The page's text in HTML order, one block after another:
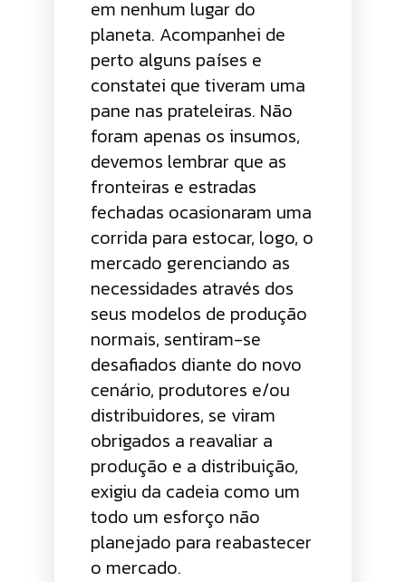
em nenhum lugar do
planeta. Acompanhei de
perto alguns países e
constatei que tiveram uma
pane nas prateleiras. Não
foram apenas os insumos,
devemos lembrar que as
fronteiras e estradas
fechadas ocasionaram uma
corrida para estocar, logo, o
mercado gerenciando as
necessidades através dos
seus modelos de produção
normais, sentiram-se
desafiados diante do novo
cenário, produtores e/ou
distribuidores, se viram
obrigados a reavaliar a
produção e a distribuição,
exigiu da cadeia como um
todo um esforço não
planejado para reabastecer
o mercado.